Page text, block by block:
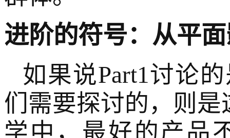
进阶的符号：从平
如果说Part1讨论
们需要探讨的，则
学中，最好的产品